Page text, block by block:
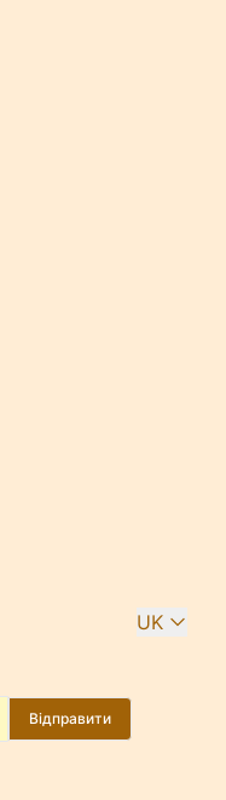
UK
Відправити